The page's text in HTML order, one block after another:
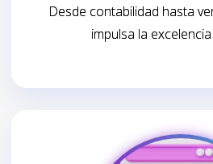
Desde contabilidad hasta
impulsa la